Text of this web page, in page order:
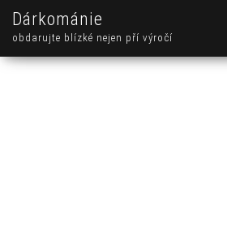
Dárkománie
obdarujte blízké nejen pří výročí